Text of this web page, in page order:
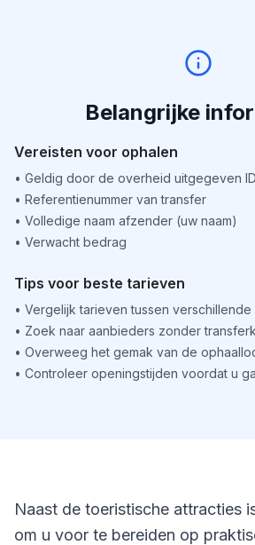
Belangrijke
Vereisten voor ophalen
• Geldig door de overheid uitgegeven ID
• Referentienummer van transfer
• Volledige naam afzender (uw naam)
• Verwacht bedrag
Tips voor beste tarieven
• Vergelijk tarieven tussen verschillende
• Zoek naar aanbieders zonder
• Overweeg het gemak van de
• Controleer openingstijden voordat u
Naast de toeristische attracties
om u voor te bereiden op